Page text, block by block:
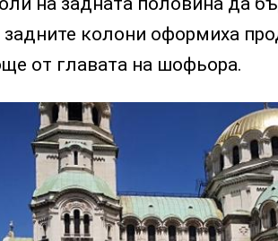
задните колони оформиха
от главата на шофьора.